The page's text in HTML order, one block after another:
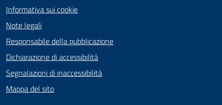
Informativa sui cookie
Note legali
Responsabile della pubblicazione
Dichiarazione di accessibilità
Segnalazioni di inaccessibilità
Mappa del sito